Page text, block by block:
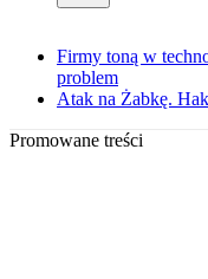
Firmy toną w
problem
Atak na Żabkę.
Promowane treści